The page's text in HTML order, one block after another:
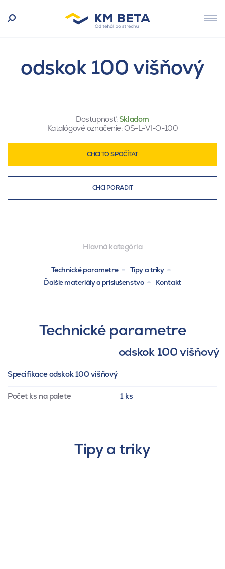
odskok 100 višňový
Dostupnosť:Skladom
Katalógové označenie:OS-L-VI-O-100
CHCI TO SPOČÍTAT
CHCI PORADIT
Hlavná kategória
Technické parametre
Tipy a triky
Ďalšie materiály a príslušenstvo
Kontakt
Technické parametre
odskok 100 višňový
Specifikace odskok 100 višňový
Počet ks na palete 1 ks
Tipy a triky